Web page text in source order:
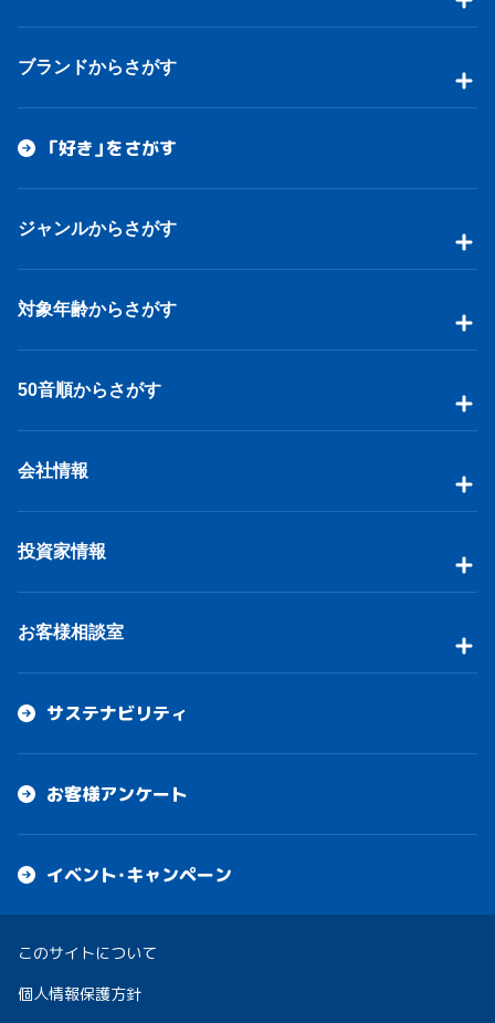
ブランドからさがす
「好き」をさがす
ジャンルからさがす
対象年齢からさがす
50音順からさがす
会社情報
投資家情報
お客様相談室
サステナビリティ
お客様アンケート
イベント・キャンペーン
このサイトについて
個人情報保護方針